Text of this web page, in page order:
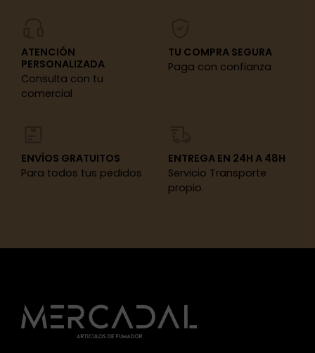
ATENCIÓN
PERSONALIZADA
Consulta con tu
comercial
TU COMPRA SEGURA
Paga con confianza
ENVÍOS GRATUITOS
Para todos tus pedidos
ENTREGA EN 24H A 48H
Servicio Transporte
propio.